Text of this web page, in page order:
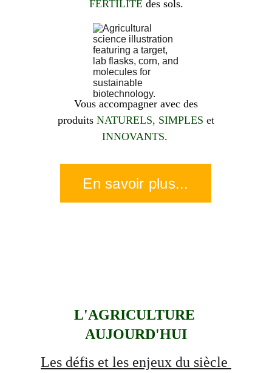
Vous accompagner avec des
produits NATURELS, SIMPLES et
INNOVANTS.
FERTILITÉ des sols.
En savoir plus...
L'AGRICULTURE
AUJOURD'HUI
Les défis et les enjeux du siècle